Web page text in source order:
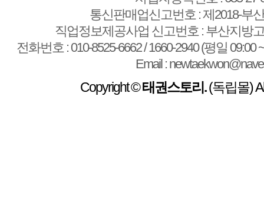
통신판매업신고번호 : 제2018-부
직업정보제공사업 신고번호 : 부산지방
전화번호 : 010-8525-6662 / 1660-2940 (평일 09:00
Email :
Copyright ©태권스토리.(독립몰)